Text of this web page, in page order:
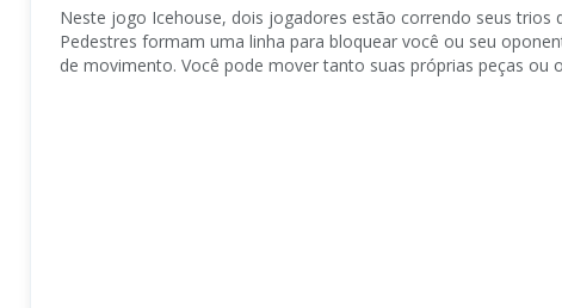
Neste jogo Icehouse, dois jogadores estão correndo seus
Pedestres formam uma linha para bloquear você ou seu
de movimento. Você pode mover tanto suas próprias peças